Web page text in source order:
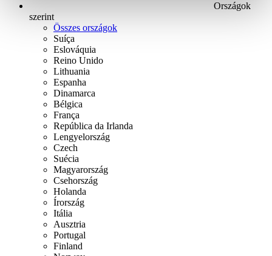
Országok
szerint
Összes országok
Suíça
Eslováquia
Reino Unido
Lithuania
Espanha
Dinamarca
Bélgica
França
República da Irlanda
Lengyelország
Czech
Suécia
Magyarország
Csehország
Holanda
Írország
Itália
Ausztria
Portugal
Finland